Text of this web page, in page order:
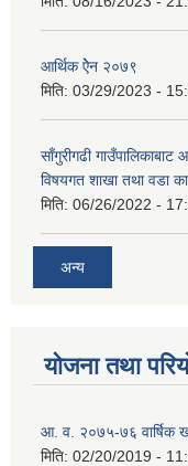
आर्थिक ऐेन २०७९
मिति: 03/29/2023 -
साँगुरीगढी
विषयगत शाखा तथा वडा
मिति: 06/26/2022 -
अन्य
योजना तथा
आ. व. २०७५-७६ वार्षिक
मिति: 02/20/2019 -